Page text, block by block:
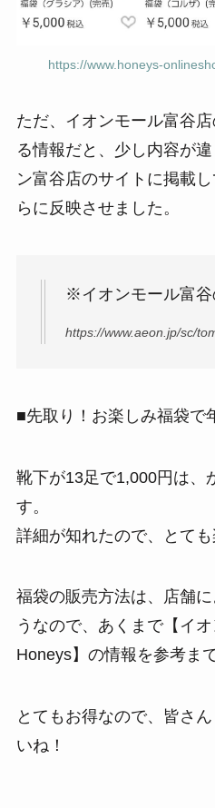
https://www.honeys-
ただ、イオンモール富谷
る情報だと、少し内容が
ン富谷店のサイトに掲載
らに反映させました。
※イオンモール富谷
https://www.aeon.jp/sc/
■先取り！お楽しみ福袋で
靴下が13足で1,000円は、
す。
詳細が知れたので、とても
福袋の販売方法は、店舗
うなので、あくまで【イ
Honeys】の情報を参考ま
とてもお得なので、皆さ
いね！